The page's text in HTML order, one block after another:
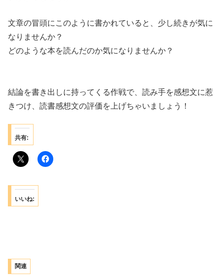
文章の冒頭にこのように書かれていると、少し続きが気に
なりませんか？
どのような本を読んだのか気になりませんか？
結論を書き出しに持ってくる作戦で、読み手を感想文に惹
きつけ、読書感想文の評価を上げちゃいましょう！
共有:
いいね:
関連